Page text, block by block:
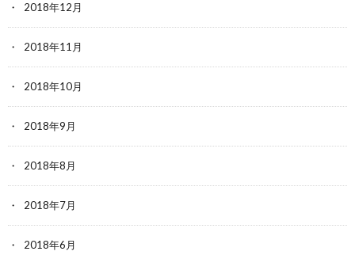
2018年12月
2018年11月
2018年10月
2018年9月
2018年8月
2018年7月
2018年6月